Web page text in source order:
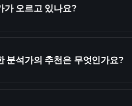
가 오르고 있나요?
분석가의 추천은 무엇인가요?